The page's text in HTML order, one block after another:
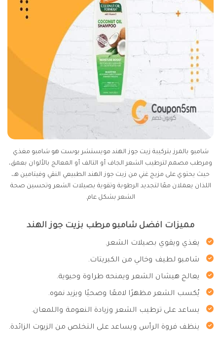
شامبو بالمرز بتركيبة زيت جوز الهند مويستشر بوست هو شامبو مغذي
ومرطب مصمم لترطيب الشعر الجاف أو التالف أو المعالج بالألوان بعمق،
حيث يحتوي على مزيج غني من زيت جوز الهند الطبيعي النقي وفيتامين هـ،
اللذان يعملان معًا لتجديد الرطوبة وتقوية بصيلات الشعر وتحسين صحة
الشعر بشكل عام.
مميزات افضل شامبو مرطب بزيت جوز الهند
يغذي ويقوي بصيلات الشعر.
شامبو لطيف وخالي من الكبريتات.
يعالج هيشان الشعر ويمنحه طراوة وحيوية.
يُكسب الشعر مظهرًا لامعًا وصحيًا ويزيد نموه.
يساعد على ترطيب الشعر وزيادة النعومة واللمعان.
ينظف فروة الرأس ويساعد على التخلص من الزيوت الزائدة.